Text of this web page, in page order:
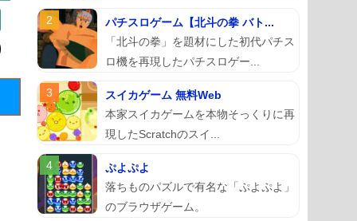
パチスロゲーム【北斗の拳 バト...
「北斗の拳」を題材にした初代パチス
ロ機を再現したパチスロゲー...
スイカゲーム 無料Web
本家スイカゲームを本物そっくりに再
現したScratchのスイ...
ぷよぷよ
落ちものパズルで有名な「ぷよぷよ」
のブラウザゲーム。